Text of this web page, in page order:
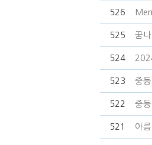
526
525 꿈
524
523 중
522 중
521 아